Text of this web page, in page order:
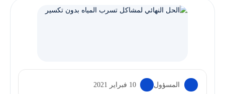
المسؤول 10 فبراير 2021